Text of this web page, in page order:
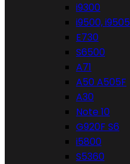
i9300
i9500, i9505
E730
S6500
A71
A50 A505F
A30
Note 10
G920F S6
i5800
S5360